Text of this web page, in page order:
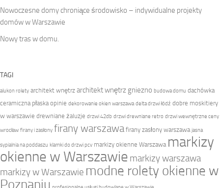
Nowoczesne domy chroniące środowisko – indywidualne projekty
domów w Warszawie
Nowy tras w domu.
TAGI
alukon rolety architekt wnętrz architekt wnętrz gniezno budowa domu dachówka
ceramiczna płaska opinie dekorowanie okien warszawa delta drzwi łódź dobre moskitiery
w warszawie drewniane żaluzje drzwi 42db drzwi drewniane retro drzwi wewnętrzne ceny
wrocław firany i zasłony firany warszawa firany zasłony warszawa jasna
sypialnia na poddaszu klamki do drzwi pcv markizy okienne Warszawa markizy
okienne w Warszawie markizy warszawa
markizy w Warszawie modne rolety okienne w
Poznaniu